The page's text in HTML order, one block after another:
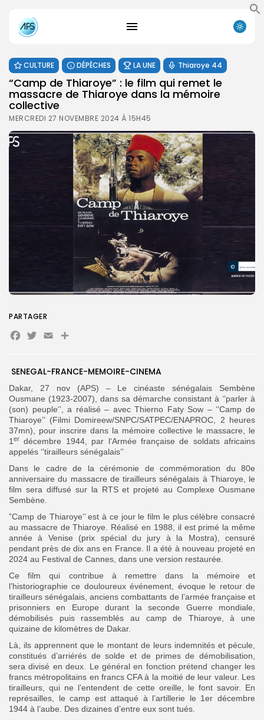
for:
FR
CULTURE DÉPÊCHES LA UNE Thiaroye 44
“Camp de Thiaroye” : le film qui remet le
massacre de Thiaroye dans la mémoire
collective
MERCREDI 27 NOVEMBRE 2024 À 15H45
SENEGAL-FRANCE-MEMOIRE-CINEMA
Dakar, 27 nov (APS) – Le cinéaste sénégalais Sembène
Ousmane (1923-2007), dans sa démarche consistant à ‘’parler à
(son) peuple’’, a réalisé – avec Thierno Faty Sow – ‘’Camp de
Thiaroye’’ (Filmi Domireew/SNPC/SATPEC/ENAPROC, 2 heures
37mn), pour inscrire dans la mémoire collective le massacre, le
1 er décembre 1944, par l‘Armée française de soldats africains
appelés ‘’tirailleurs sénégalais’’
Dans le cadre de la cérémonie de commémoration du 80e
anniversaire du massacre de tirailleurs sénégalais à Thiaroye, le
film sera diffusé sur la RTS et projeté au Complexe Ousmane
Sembène.
”Camp de Thiaroye’’ est à ce jour le film le plus célèbre consacré
au massacre de Thiaroye. Réalisé en 1988, il est primé la même
année à Venise (prix spécial du jury à la Mostra), censuré
pendant près de dix ans en France. Il a été à nouveau projeté en
2024 au Festival de Cannes, dans une version restaurée.
Ce film qui contribue à remettre dans la mémoire et
l’historiographie ce douloureux événement, évoque le retour de
tirailleurs sénégalais, anciens combattants de l’armée française et
prisonniers en Europe durant la seconde Guerre mondiale,
démobilisés puis rassemblés au camp de Thiaroye, à une
quizaine de kilomètres de Dakar.
Là, ils apprennent que le montant de leurs indemnités et pécule,
constitués d’arriérés de solde et de primes de démobilisation,
sera divisé en deux. Le général en fonction prétend changer les
francs métropolitains en francs CFA à la moitié de leur valeur. Les
tirailleurs, qui ne l’entendent de cette oreille, le font savoir. En
représailles, le camp est attaqué à l’artillerie le 1er décembre
1944 à l’aube. Des dizaines d’entre eux sont tués.
PARTAGER
Facebook
Twitter
EmailPartager